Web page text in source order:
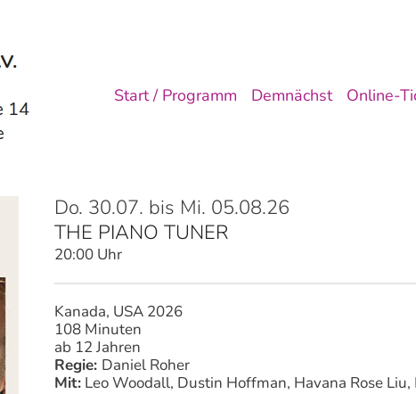
Start / Programm Demnächst Online-
Do. 30.07. bis Mi. 05.08.26
THE PIANO TUNER
20:00 Uhr
Kanada, USA 2026
108 Minuten
ab 12 Jahren
Regie: Daniel Roher
Mit:Leo Woodall, Dustin Hoffman, Havana Rose Liu,